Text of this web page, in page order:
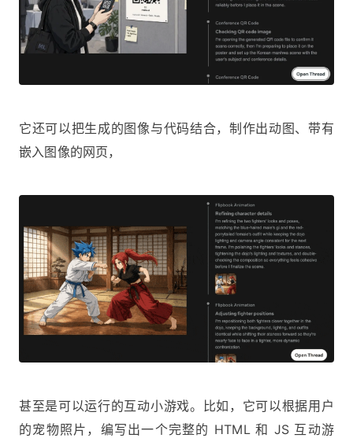
它还可以把生成的图像与代码结合，制作出动图、带有
嵌入图像的网页，
甚至是可以运行的互动小游戏。比如，它可以根据用户
的宠物照片，编写出一个完整的 HTML 和 JS 互动游